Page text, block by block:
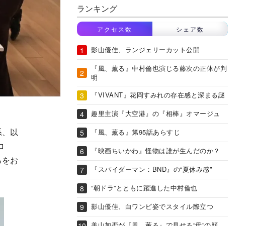
以
お
ランキング
アクセス数 シェア数
影山優佳、ランジェリーカット公開
『風、薫る』中村倫也演じる藤次の正体が判
明
『VIVANT』花岡すみれの存在感と深まる謎
趣里主演『大空港』の『相棒』オマージュ
『風、薫る』第95話あらすじ
『映画ちいかわ』怪物は誰が生んだのか？
『スパイダーマン：BND』の“夏休み感”
“朝ドラ”とともに躍進した中村倫也
影山優佳、白ワンピ姿でスタイル際立つ